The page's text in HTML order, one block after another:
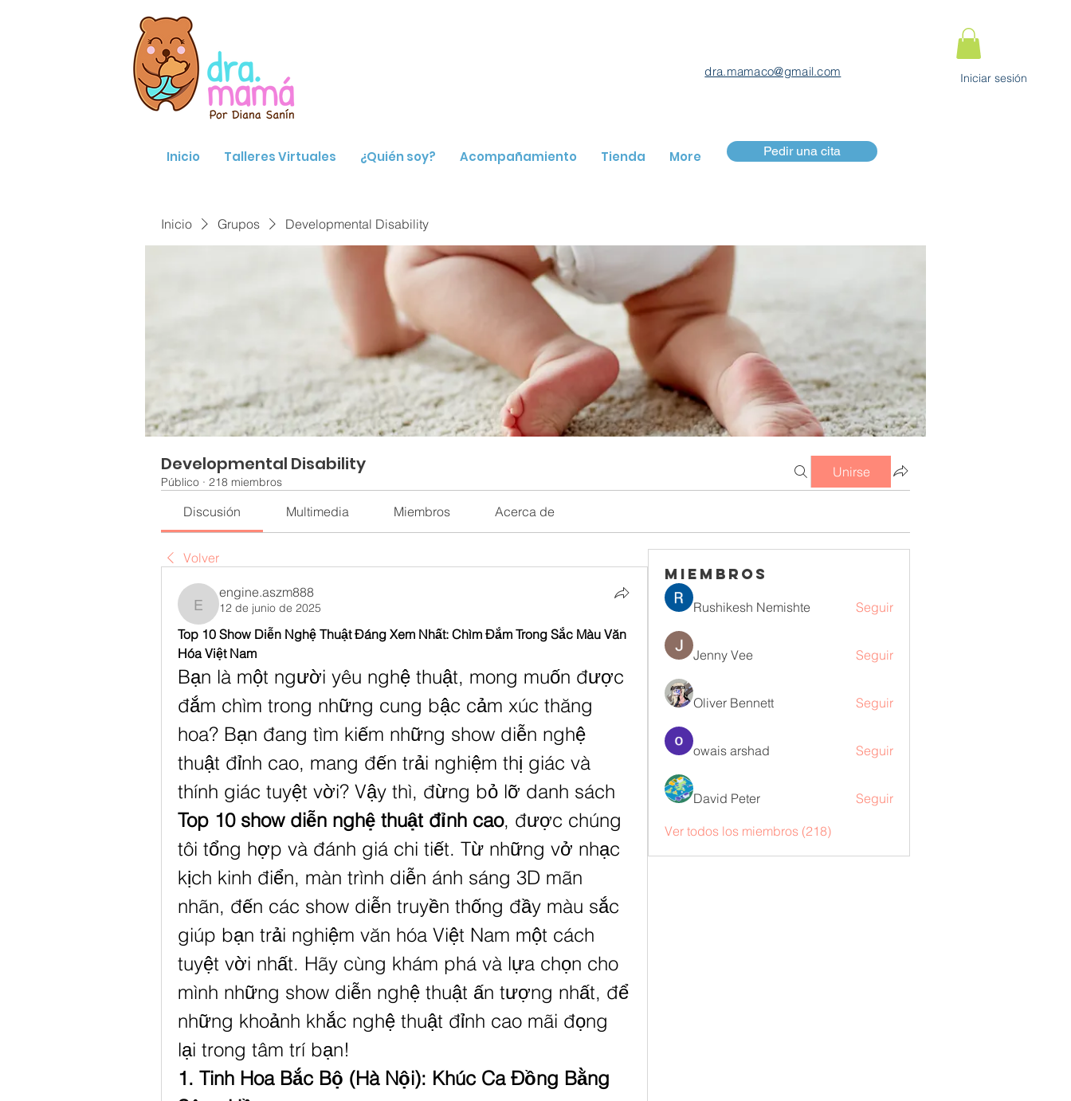
dra.mamaco@gmail.com Iniciar sesión
Inicio Talleres Virtuales ¿Quién soy? Acompañamiento Tienda More Pedir una cita
Inicio Grupos Developmental Disability
Developmental Disability
Público · 218 miembros
Unirse
Discusión Multimedia Miembros Acerca de
Volver
engine.aszm888
engine.aszm888
12 de junio de 2025
Top 10 Show Diễn Nghệ Thuật Đáng Xem Nhất: Chìm Đắm Trong Sắc Màu Văn
Hóa Việt Nam
Bạn là một người yêu nghệ thuật, mong muốn được
đắm chìm trong những cung bậc cảm xúc thăng
hoa? Bạn đang tìm kiếm những show diễn nghệ
thuật đỉnh cao, mang đến trải nghiệm thị giác và
Top 10 show diễn nghệ thuật đỉnh cao, được chúng
tôi tổng hợp và đánh giá chi tiết. Từ những vở nhạc
kịch kinh điển, màn trình diễn ánh sáng 3D mãn
nhãn, đến các show diễn truyền thống đầy màu sắc
giúp bạn trải nghiệm văn hóa Việt Nam một cách
tuyệt vời nhất. Hãy cùng khám phá và lựa chọn cho
mình những show diễn nghệ thuật ấn tượng nhất, để
những khoảnh khắc nghệ thuật đỉnh cao mãi đọng
lại trong tâm trí bạn!
1. Tinh Hoa Bắc Bộ (Hà Nội): Khúc Ca Đồng Bằng
Miembros
Rushikesh Nemishte Seguir
Jenny Vee Seguir
Oliver Bennett Seguir
owais arshad Seguir
David Peter Seguir
Ver todos los miembros (218)